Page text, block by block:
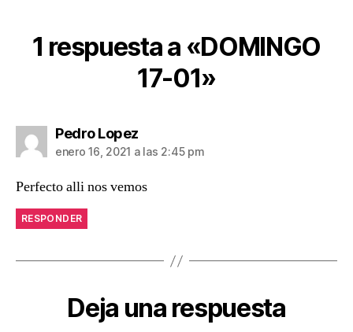
1 respuesta a «DOMINGO
17-01»
Pedro Lopezdice:
enero 16, 2021 a las 2:45 pm
Perfecto alli nos vemos
RESPONDER
Deja una respuesta